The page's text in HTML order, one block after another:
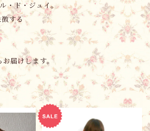
・ド・ジュイ。
徴する
届けします。